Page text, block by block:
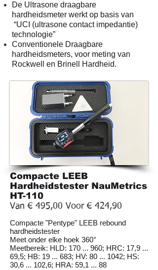
De Ultrasone draagbare
hardheidsmeter werkt op basis van
“UCI (ultrasone contact impedantie)
technologie”
Conventionele Draagbare
hardheidsmeters, voor meting van
Rockwell
en Brinell Hardheid.
Compacte LEEB
Hardheidstester NauMetrics
HT-110
Van € 495,00 Voor € 424,90
Compacte "Pentype" LEEB rebound
hardheidstester
Meet onder elke hoek 360°
Meetbereik: HLD: 170 ... 960; HRC: 17,9 ...
69,5; HB: 19 ... 683; HV: 80 ... 1042; HS:
30,6 ... 102,6; HRA: 59,1 ... 88